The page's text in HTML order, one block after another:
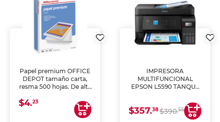
Papel premium OFFICE
DEPOT tamaño carta,
resma 500 hojas. De alta
uniforme, ideal para
impresoras de inyección
de tinta y láser,
$4.23
IMPRESORA
MULTIFUNCIONAL
EPSON L5590 TANQUE
COPIA Y ESCANEA)
$357.38$390.55